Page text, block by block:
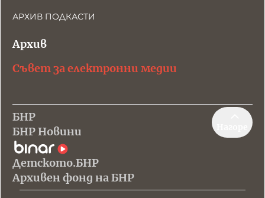
АРХИВ ПОДКАСТИ
Архив
Съвет за електронни медии
БНР
БНР Новини
Детското.БНР
Архивен фонд на БНР